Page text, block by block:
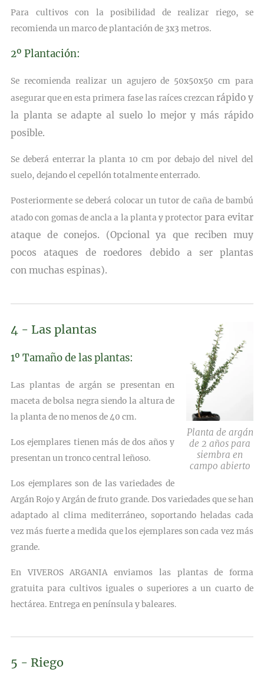
Para cultivos con la posibilidad de realizar riego, se
recomienda unmarco de plantación de 3x3 metros.
2º Plantación:
Se recomienda realizar un agujero de 50x50x50 cm para
asegurar que en esta primera fase las raíces crezcan rápido y
la planta se adapte al suelo lo mejor y más rápido
posible.
Se deberá enterrar la planta 10 cm por debajo del nivel del
suelo, dejando el cepellón totalmente enterrado.
Posteriormente se deberá colocar untutor de caña de bambú
atado con gomas de ancla a la planta y protector para evitar
ataque de conejos. (Opcional ya que reciben muy
pocos ataques de roedores debido a ser plantas
con muchas espinas).
Planta de argán
de 2 años para
siembra en
campo abierto
4 - Las plantas
1º Tamaño de las plantas:
Las plantas de argán se presentan en
maceta de bolsa negra siendo la altura de
laplanta de no menos de 40 cm.
Los ejemplares tienen más de dos años y
presentan un tronco central leñoso.
Los ejemplares son de las variedades de
Argán Rojo y Argán de fruto grande. Dos variedades que se han
adaptado al clima mediterráneo,soportando heladas cada
vez más fuerte a medida que los ejemplares soncada vez más
grande.
En VIVEROS ARGANIA enviamos las plantas de forma
gratuita para cultivos iguales o superiores a un cuarto de
hectárea. Entrega enpenínsula y baleares.
5 - Riego